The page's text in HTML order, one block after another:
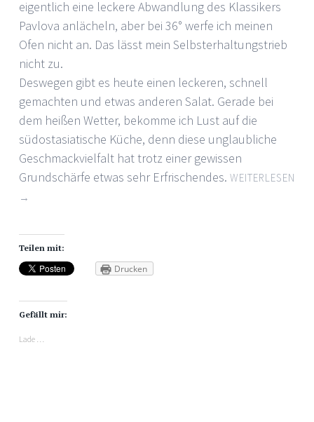
eigentlich eine leckere Abwandlung des Klassikers
Pavlova anlächeln, aber bei 36° werfe ich meinen
Ofen nicht an. Das lässt mein Selbsterhaltungstrieb
nicht zu.
Deswegen gibt es heute einen leckeren, schnell
gemachten und etwas anderen Salat. Gerade bei
dem heißen Wetter, bekomme ich Lust auf die
südostasiatische Küche, denn diese unglaubliche
Geschmackvielfalt hat trotz einer gewissen
Grundschärfe etwas sehr Erfrischendes. WEITERLESEN
→
Teilen mit:
Drucken
Gefällt mir:
Lade …